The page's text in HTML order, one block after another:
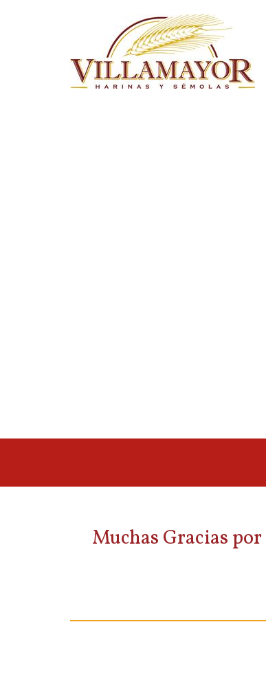
Pasar al contenido principal
Muchas Gracias